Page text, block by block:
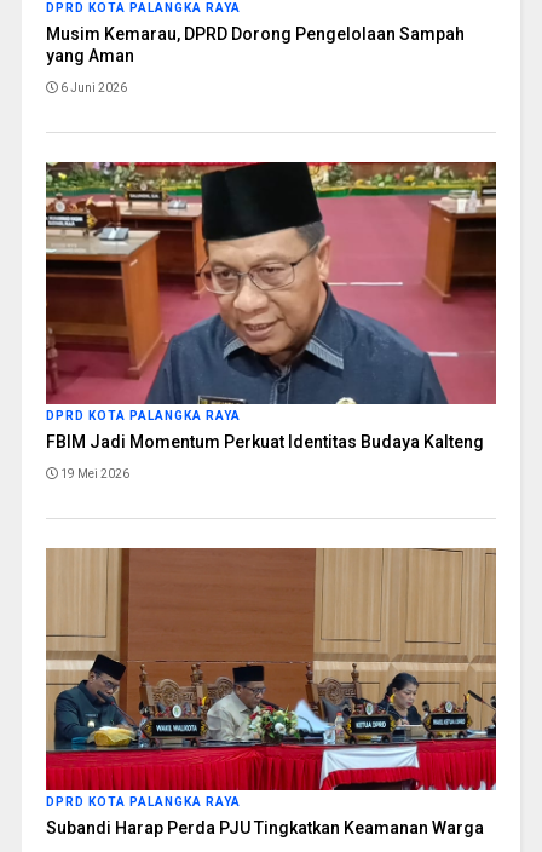
DPRD KOTA PALANGKA RAYA
Musim Kemarau, DPRD Dorong Pengelolaan Sampah
yang Aman
6 Juni 2026
DPRD KOTA PALANGKA RAYA
FBIM Jadi Momentum Perkuat Identitas Budaya Kalteng
19 Mei 2026
DPRD KOTA PALANGKA RAYA
Subandi Harap Perda PJU Tingkatkan Keamanan Warga